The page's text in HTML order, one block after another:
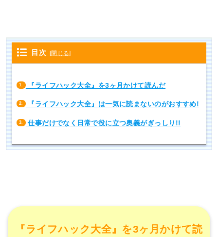
目次 [閉じる]
1. 『ライフハック大全』を3ヶ月かけて読んだ
2. 『ライフハック大全』は一気に読まないのがおすすめ!
3. 仕事だけでなく日常で役に立つ奥義がぎっしり!!
『ライフハック大全』を3ヶ月かけて読